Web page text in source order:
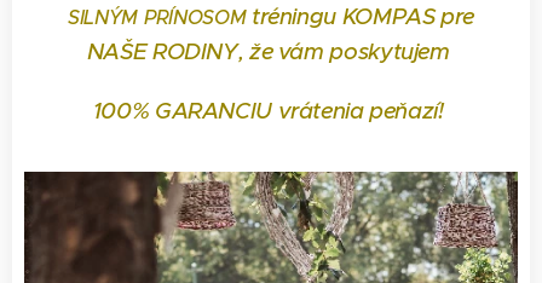
SILNÝM PRÍNOSOMtréningu KOMPAS pre
NAŠE RODINY, že vám poskytujem
100% GARANCIU vrátenia peňazí!